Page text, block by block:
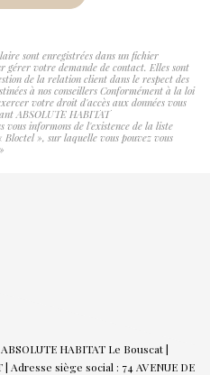
sont enregistrées dans un fichier
votre demande de contact. Elles sont
de la relation client dans le respect des
à nos conseillers Conformément à la loi
votre droit d'accès aux données vous
ABSOLUTE HABITAT
vous informons de l'existence de la liste
», sur laquelle vous pouvez vous
HABITAT Le Bouscat |
Adresse siège social : 74 AVENUE DE